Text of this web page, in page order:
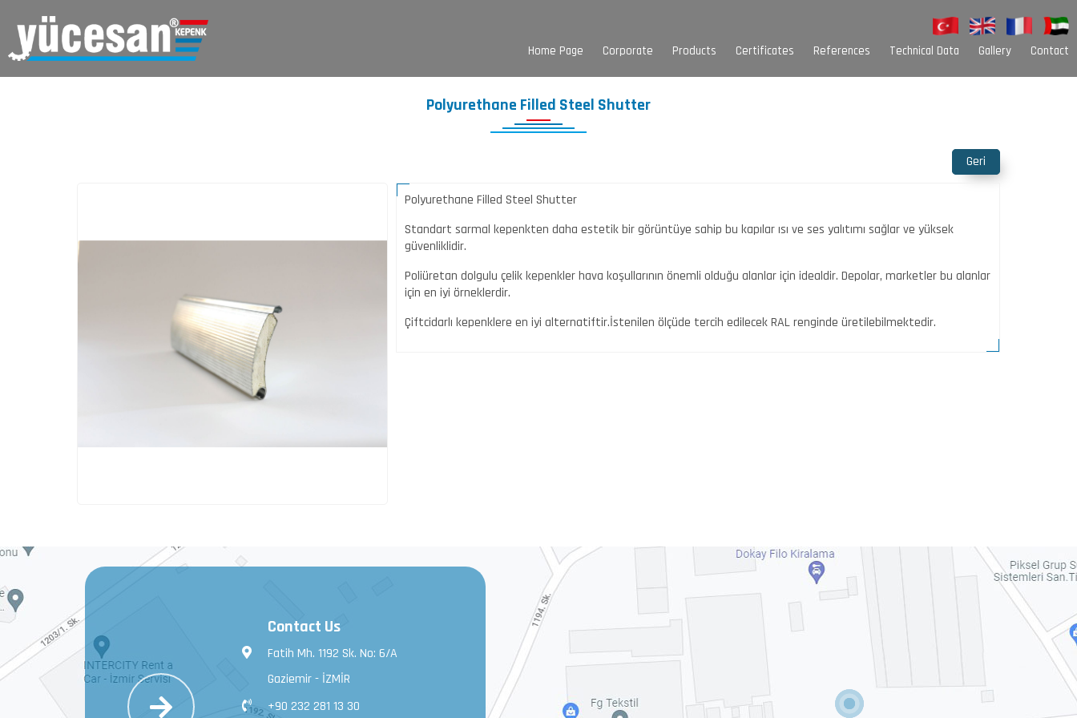
Home Page Corporate Products Certificates References
Technical Data
Sarim Kutuları
Alt Baza Nallık
Colour Options
Gallery Contact
Polyurethane Filled Steel Shutter
Geri
Polyurethane Filled Steel Shutter
Standart sarmal kepenkten daha estetik bir görüntüye sahip bu kapılar ısı ve ses yalıtımı sağlar ve yüksek
güvenliklidir.
Poliüretan dolgulu çelik kepenkler hava koşullarının önemli olduğu alanlar için idealdir. Depolar, marketler bu alanlar
için en iyi örneklerdir.
Çiftcidarlı kepenklere en iyi alternatiftir.İstenilen ölçüde tercih edilecek RAL renginde üretilebilmektedir.
Contact Us
Fatih Mh. 1192 Sk. No: 6/A
Gaziemir - İZMİR
+90 232 281 13 30